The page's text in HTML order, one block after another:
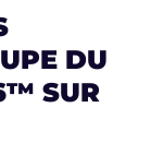
DU
SUR